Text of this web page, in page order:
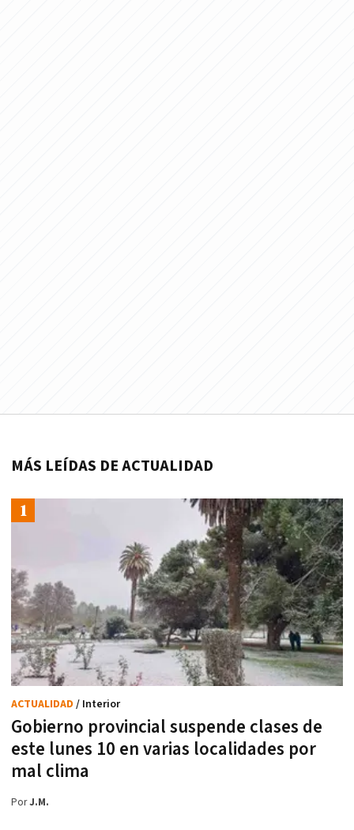
MÁS LEÍDAS DE ACTUALIDAD
Gobierno provincial suspende clases de
este lunes 10 en varias localidades por
mal clima
ACTUALIDAD / Interior
PorJ.M.